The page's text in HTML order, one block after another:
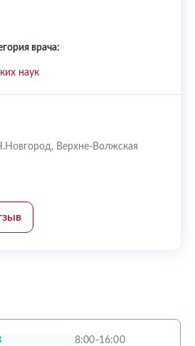
врача:
наук
Верхне-Волжская
8:00-16:00